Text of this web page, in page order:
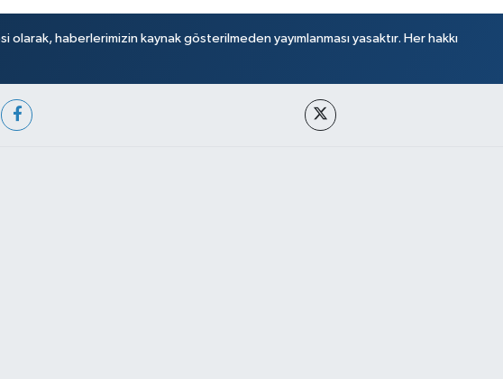
olarak, haberlerimizin kaynak gösterilmeden yayımlanması yasaktır. Her hakkı